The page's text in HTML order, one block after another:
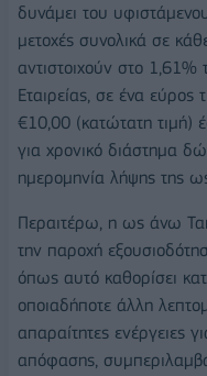
δυνάμει του
μετοχές συνολικά σε
αντιστοιχούν στο 1,61%
Εταιρείας, σε ένα εύρος
€10,00 (κατώτατη τιμή)
για χρονικό διάστημα
ημερομηνία λήψης της
Περαιτέρω, η ως άνω
την παροχή
όπως αυτό καθορίσει
οποιαδήποτε άλλη
απαραίτητες ενέργειες
απόφασης,